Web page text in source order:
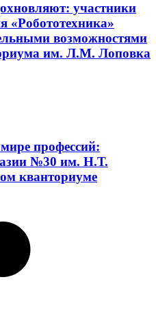
участники
«Робототехника»
возможностями
им. Л.М. Лоповка
профессий:
№30 им. Н.Т.
кванториуме